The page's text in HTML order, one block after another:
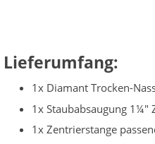
Lieferumfang:
1x Diamant Trocken-
1x Staubabsaugung 1¼"
1x Zentrierstange